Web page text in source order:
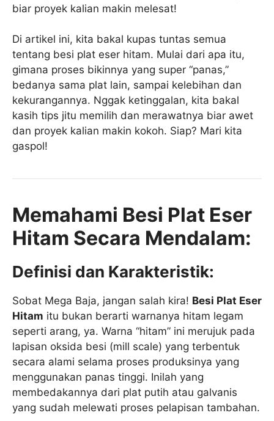
biar proyek kalian makin melesat!
Di artikel ini, kita bakal kupas tuntas semua
tentang besi plat eser hitam. Mulai dari apa itu,
gimana proses bikinnya yang super “panas,”
bedanya sama plat lain, sampai kelebihan dan
kekurangannya. Nggak ketinggalan, kita bakal
kasih tips jitu memilih dan merawatnya biar awet
dan proyek kalian makin kokoh. Siap? Mari kita
gaspol!
Memahami Besi Plat Eser
Hitam Secara Mendalam:
Definisi dan Karakteristik:
Sobat Mega Baja, jangan salah kira! Besi Plat Eser
Hitam itu bukan berarti warnanya hitam legam
seperti arang, ya. Warna “hitam” ini merujuk pada
lapisan oksida besi (mill scale) yang terbentuk
secara alami selama proses produksinya yang
menggunakan panas tinggi. Inilah yang
membedakannya dari plat putih atau galvanis
yang sudah melewati proses pelapisan tambahan.